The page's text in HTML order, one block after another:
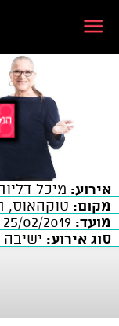
אירוע: מיכל
מקום: טוקהאוס,
מועד:
סוג אירוע: